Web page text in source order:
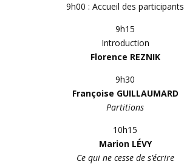
9h00 : Accueil des participants
9h15
Introduction
Florence REZNIK
9h30
Françoise GUILLAUMARD
Partitions
10h15
Marion LÉVY
Ce qui ne cesse de s’écrire